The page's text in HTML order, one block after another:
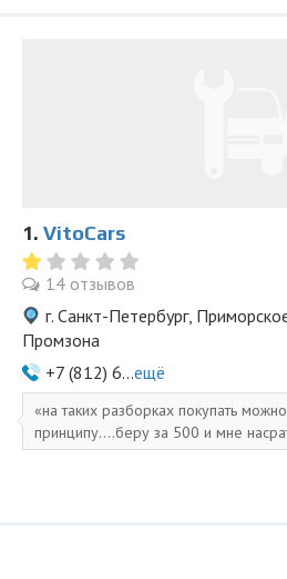
1. VitoCars
14 отзывов
г. Санкт-Петербург,
Промзона
+7 (812) 6...ещё
на таких разборках покупать
принципу....беру за 500 и мне